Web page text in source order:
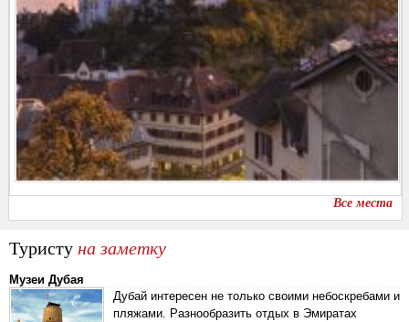
Все места
Туристу на заметку
Музеи Дубая
Дубай интересен не только своими небоскребами и
пляжами. Разнообразить отдых в Эмиратах